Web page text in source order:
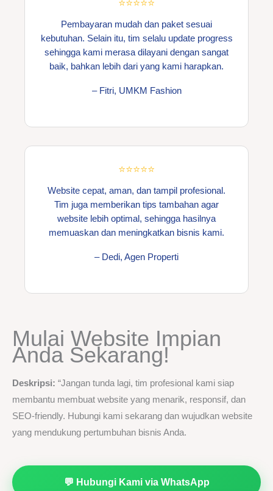
⭐⭐⭐⭐⭐
Pembayaran mudah dan paket sesuai
kebutuhan. Selain itu, tim selalu update progress
sehingga kami merasa dilayani dengan sangat
baik, bahkan lebih dari yang kami harapkan.
– Fitri, UMKM Fashion
⭐⭐⭐⭐⭐
Website cepat, aman, dan tampil profesional.
Tim juga memberikan tips tambahan agar
website lebih optimal, sehingga hasilnya
memuaskan dan meningkatkan bisnis kami.
– Dedi, Agen Properti
Mulai Website Impian
Anda Sekarang!
Deskripsi: “Jangan tunda lagi, tim profesional kami siap
membantu membuat website yang menarik, responsif, dan
SEO-friendly. Hubungi kami sekarang dan wujudkan website
yang mendukung pertumbuhan bisnis Anda.
💬 Hubungi Kami via WhatsApp